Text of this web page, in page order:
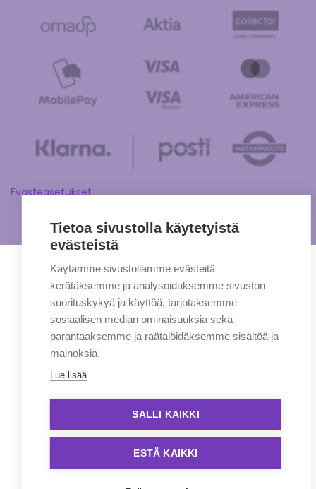
Evästeasetukset
Tietoa sivustolla käytetyistä
evästeistä
Käytämme sivustollamme evästeitä
kerätäksemme ja analysoidaksemme sivuston
suorituskykyä ja käyttöä, tarjotaksemme
sosiaalisen median ominaisuuksia sekä
parantaaksemme ja räätälöidäksemme sisältöä ja
mainoksia.
Lue lisää
SALLI KAIKKI
ESTÄ KAIKKI